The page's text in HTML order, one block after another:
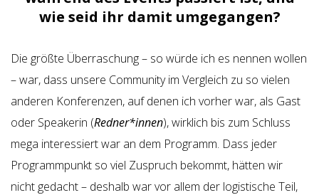
wie seid ihr damit umgegangen?
Die größte Überraschung – so würde ich es nennen wollen
– war, dass unsere Community im Vergleich zu so vielen
anderen Konferenzen, auf denen ich vorher war, als Gast
oder Speakerin (Redner*innen), wirklich bis zum Schluss
mega interessiert war an dem Programm. Dass jeder
Programmpunkt so viel Zuspruch bekommt, hätten wir
nicht gedacht – deshalb war vor allem der logistische Teil,